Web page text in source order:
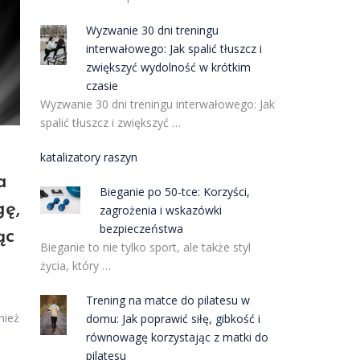
Wyzwanie 30 dni treningu
interwałowego: Jak spalić tłuszcz i
zwiększyć wydolność w krótkim
czasie
Wyzwanie 30 dni treningu interwałowego: Jak
spalić tłuszcz i zwiększyć …
katalizatory raszyn
Bieganie po 50-tce: Korzyści,
zagrożenia i wskazówki
bezpieczeństwa
Bieganie to nie tylko sport, ale także styl
życia, który …
Trening na matce do pilatesu w
domu: Jak poprawić siłę, gibkość i
równowagę korzystając z matki do
pilatesu